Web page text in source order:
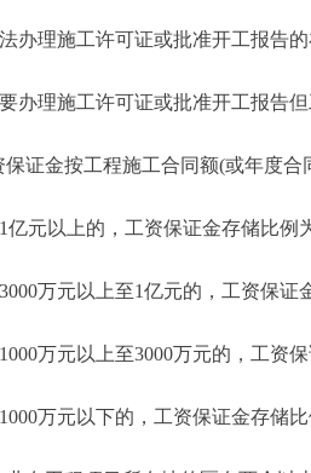
理施工许可证或批准开工报告的
理施工许可证或批准开工报告但
金按工程施工合同额(或年度合同
以上的，工资保证金存储比例为
万元以上至1亿元的，工资保证
万元以上至3000万元的，工资保
万元以下的，工资保证金存储比